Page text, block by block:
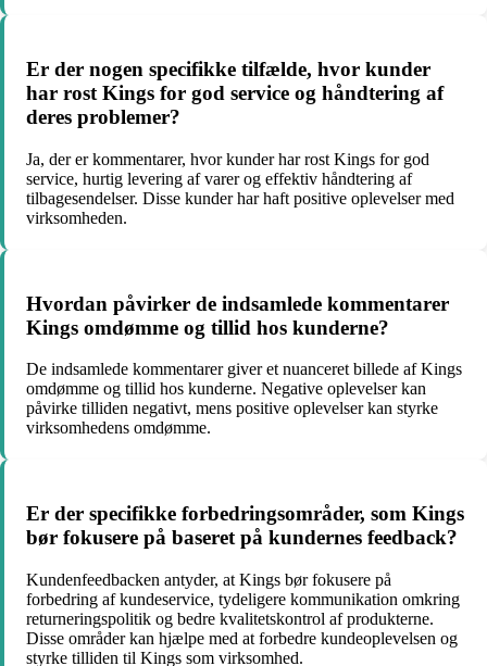
Er der nogen specifikke tilfælde, hvor kunder
har rost Kings for god service og håndtering af
deres problemer?
Ja, der er kommentarer, hvor kunder har rost Kings for god
service, hurtig levering af varer og effektiv håndtering af
tilbagesendelser. Disse kunder har haft positive oplevelser med
virksomheden.
Hvordan påvirker de indsamlede kommentarer
Kings omdømme og tillid hos kunderne?
De indsamlede kommentarer giver et nuanceret billede af Kings
omdømme og tillid hos kunderne. Negative oplevelser kan
påvirke tilliden negativt, mens positive oplevelser kan styrke
virksomhedens omdømme.
Er der specifikke forbedringsområder, som Kings
bør fokusere på baseret på kundernes feedback?
Kundenfeedbacken antyder, at Kings bør fokusere på
forbedring af kundeservice, tydeligere kommunikation omkring
returneringspolitik og bedre kvalitetskontrol af produkterne.
Disse områder kan hjælpe med at forbedre kundeoplevelsen og
styrke tilliden til Kings som virksomhed.